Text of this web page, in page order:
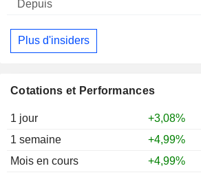
Cotations et Performances
1 jour
+3,08%
1 semaine
+4,99%
Mois en cours
+4,99%
Plus d'insiders